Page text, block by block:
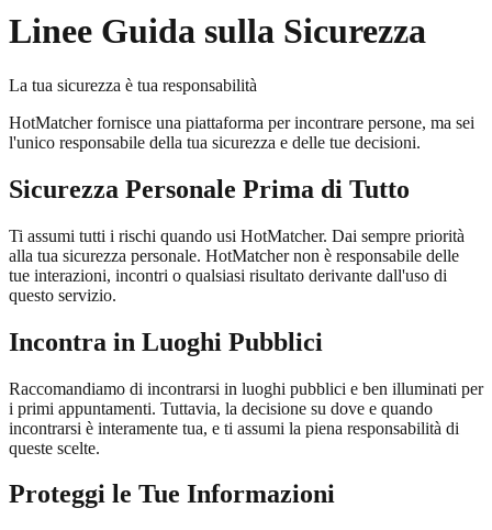
Linee Guida sulla Sicurezza
La tua sicurezza è tua responsabilità
HotMatcher fornisce una piattaforma per incontrare persone, ma sei
l'unico responsabile della tua sicurezza e delle tue decisioni.
Sicurezza Personale Prima di Tutto
Ti assumi tutti i rischi quando usi HotMatcher. Dai sempre priorità
alla tua sicurezza personale. HotMatcher non è responsabile delle
tue interazioni, incontri o qualsiasi risultato derivante dall'uso di
questo servizio.
Incontra in Luoghi Pubblici
Raccomandiamo di incontrarsi in luoghi pubblici e ben illuminati per
i primi appuntamenti. Tuttavia, la decisione su dove e quando
incontrarsi è interamente tua, e ti assumi la piena responsabilità di
queste scelte.
Proteggi le Tue Informazioni